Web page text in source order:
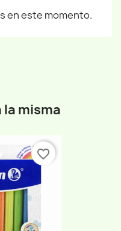
en este momento.
misma
favorite_border